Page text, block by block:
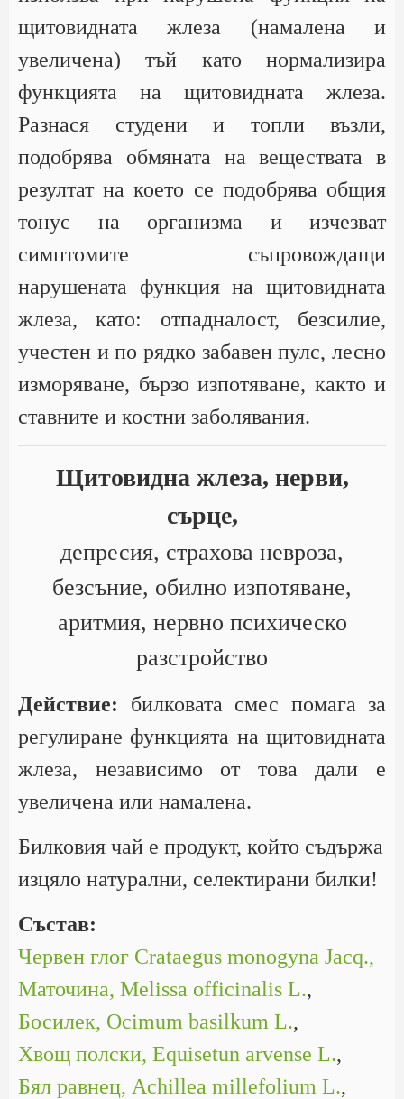
щитовидната жлеза (намалена и
увеличена) тъй като нормализира
функцията на щитовидната жлеза.
Разнася студени и топли възли,
подобрява обмяната на веществата в
резултат на което се подобрява общия
тонус на организма и изчезват
симптомите съпровождащи
нарушената функция на щитовидната
жлеза, като: отпадналост, безсилие,
учестен и по рядко забавен пулс, лесно
изморяване, бързо изпотяване, както и
ставните и костни заболявания.
Щитовидна жлеза, нерви,
сърце,
депресия, страхова невроза,
безсъние, обилно изпотяване,
аритмия, нервно психическо
разстройство
Действие: билковата смес помага за
регулиране функцията на щитовидната
жлеза, независимо от това дали е
увеличена или намалена.
Билковия чай е продукт, който съдържа
изцяло натурални, селектирани билки!
Състав:
Червен глог Crataegus monogyna Jacq.,
Маточина, Melissa officinalis L.,
Босилек, Ocimum basilkum L.,
Хвощ полски, Equisetun arvense L.,
Бял равнец, Achillea millefolium L.,